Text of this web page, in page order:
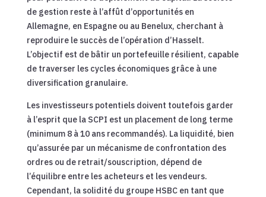
de gestion reste à l’affût d’opportunités en
Allemagne, en Espagne ou au Benelux, cherchant à
reproduire le succès de l’opération d’Hasselt.
L’objectif est de bâtir un portefeuille résilient, capable
de traverser les cycles économiques grâce à une
diversification granulaire.
Les investisseurs potentiels doivent toutefois garder
à l’esprit que la SCPI est un placement de long terme
(minimum 8 à 10 ans recommandés). La liquidité, bien
qu’assurée par un mécanisme de confrontation des
ordres ou de retrait/souscription, dépend de
l’équilibre entre les acheteurs et les vendeurs.
Cependant, la solidité du groupe HSBC en tant que